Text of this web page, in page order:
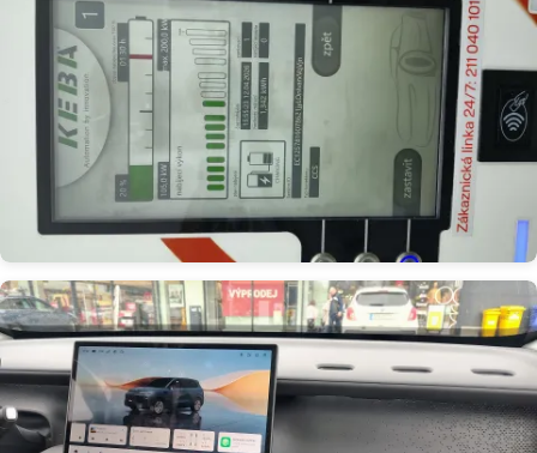
Obrázek